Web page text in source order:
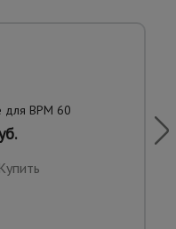
для BPM 60
Купить